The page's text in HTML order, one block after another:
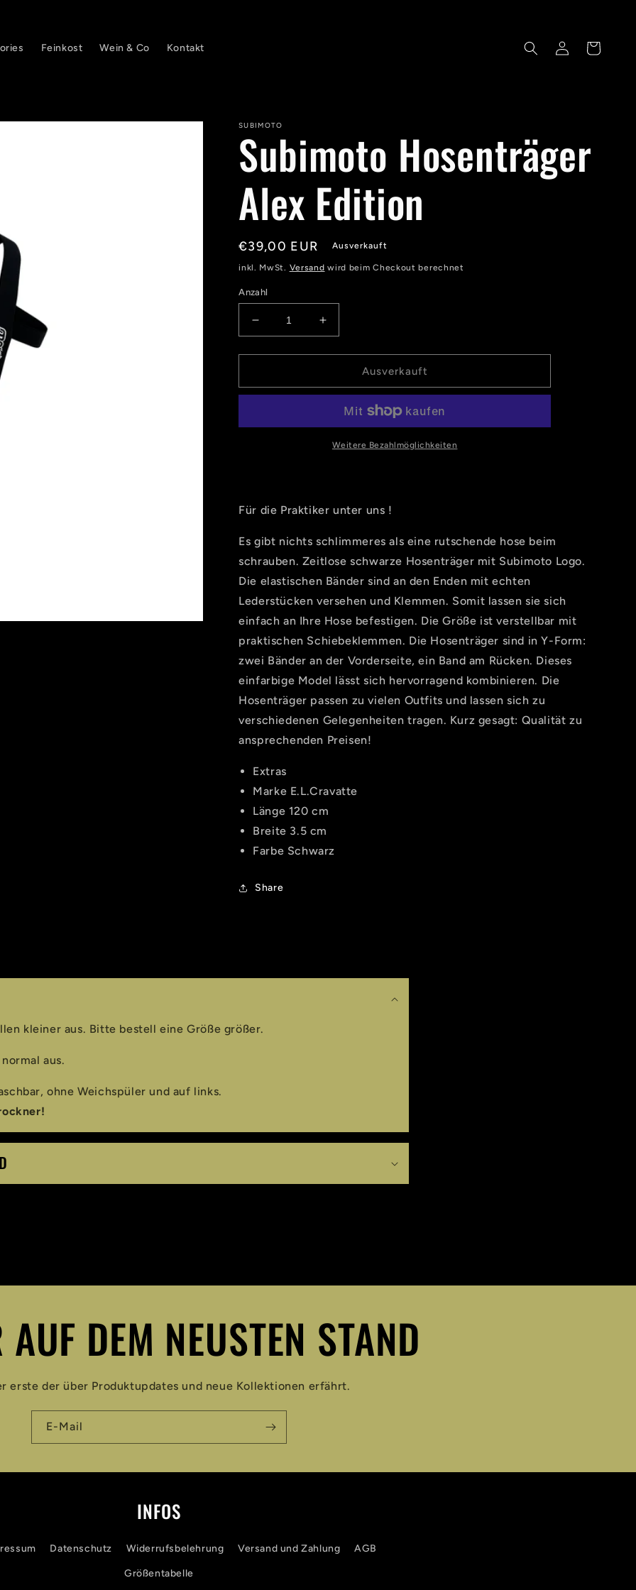
Feinkost Wein & Co Kontakt EinloggenWarenkorb
SUBIMOTO
Subimoto Hosenträger
Alex Edition
Normaler
Preis
€39,00 EUR Ausverkauft
inkl. MwSt. Versand wird beim Checkout berechnet
Anzahl
Verringere
die
Menge
Subimoto
Edition
Erhöhe
die
Menge
Subimoto
Hosenträger
Alex
Edition
Ausverkauft
Weitere Bezahlmöglichkeiten
Für die Praktiker unter uns !
Es gibt nichts schlimmeres als eine rutschende hose beim
schrauben. Zeitlose schwarze Hosenträger mit Subimoto Logo.
Die elastischen Bänder sind an den Enden mit echten
Lederstücken versehen und Klemmen. Somit lassen sie sich
einfach an Ihre Hose befestigen. Die Größe ist verstellbar mit
praktischen Schiebeklemmen. Die Hosenträger sind in Y-Form:
zwei Bänder an der Vorderseite, ein Band am Rücken. Dieses
einfarbige Model lässt sich hervorragend kombinieren. Die
Hosenträger passen zu vielen Outfits und lassen sich zu
verschiedenen Gelegenheiten tragen. Kurz gesagt: Qualität zu
ansprechenden Preisen!
Extras
Marke E.L.Cravatte
Länge 120 cm
Breite 3.5 cm
Farbe Schwarz
Share
kleiner aus. Bitte bestell eine Größe größer.
aus.
ohne Weichspüler und auf links.
DEM NEUSTEN STAND
erste der über Produktupdates und neue Kollektionen erfährt.
E-Mail
INFOS
Datenschutz Widerrufsbelehrung Versand und Zahlung AGB
Größentabelle